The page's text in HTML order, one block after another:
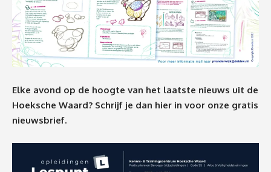
Elke avond op de hoogte van het laatste nieuws uit de
Hoeksche Waard? Schrijf je dan hier in voor onze gratis
nieuwsbrief.